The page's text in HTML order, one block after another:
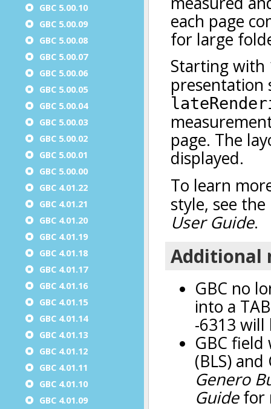
GBC 5.00.10
GBC 5.00.09
GBC 5.00.08
GBC 5.00.07
GBC 5.00.06
GBC 5.00.05
GBC 5.00.04
GBC 5.00.03
GBC 5.00.02
GBC 5.00.01
GBC 5.00.00
GBC 4.01.22
GBC 4.01.21
GBC 4.01.20
GBC 4.01.19
GBC 4.01.18
GBC 4.01.17
GBC 4.01.16
GBC 4.01.15
GBC 4.01.14
GBC 4.01.13
GBC 4.01.12
GBC 4.01.11
GBC 4.01.10
GBC 4.01.09